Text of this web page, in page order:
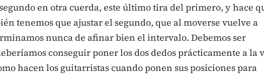
en otra cuerda, este último tira del primero, y hace
tenemos que ajustar el segundo, que al moverse vuelve a
nunca de afinar bien el intervalo. Debemos ser
conseguir poner los dos dedos prácticamente a la
hacen los guitarristas cuando ponen sus posiciones para